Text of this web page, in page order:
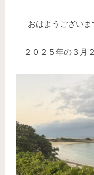
おはようございま
２０２５年の３月